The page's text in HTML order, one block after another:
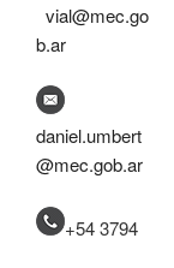
vial@mec.go
b.ar
daniel.umbert
@mec.gob.ar
+54 3794